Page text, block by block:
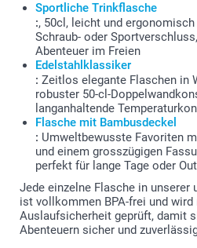
Sportliche Trinkflasche
:, 50cl, leicht und
Schraub- oder
Abenteuer im Freien
Edelstahlklassiker
: Zeitlos elegante Flaschen in
robuster 50-cl-
langanhaltende
Flasche mit Bambusdeckel
: Umweltbewusste Favoriten
und einem grosszügigen
perfekt für lange Tage oder
Jede einzelne Flasche in
ist vollkommen BPA-frei und
Auslaufsicherheit geprüft, damit
Abenteuern sicher und